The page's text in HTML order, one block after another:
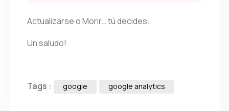
Actualizarse o Morir… tú decides.
Un saludo!
Tags : google google analytics